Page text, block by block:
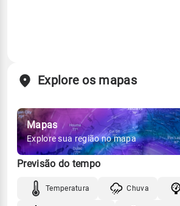
Explore os mapas
Mapas
Explore sua região no mapa
Previsão do tempo
Temperatura Chuva